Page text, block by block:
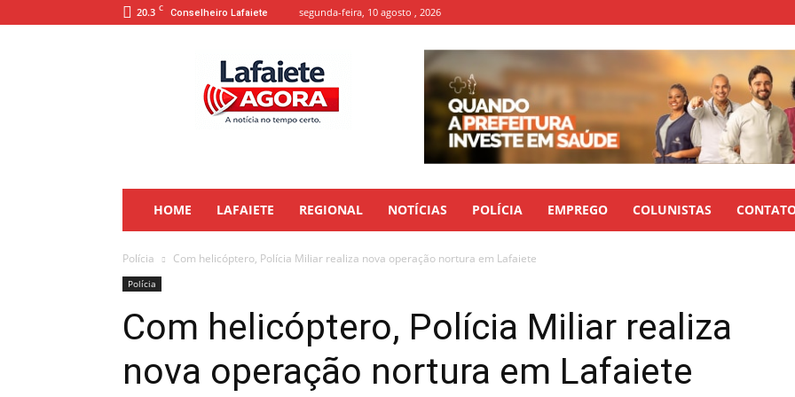
20.3 C Conselheiro Lafaiete segunda-feira, 10 agosto , 2026
HOME LAFAIETE REGIONAL NOTÍCIAS POLÍCIA EMPREGO COLUNISTAS
Polícia Com helicóptero, Polícia Miliar realiza nova operação nortura em Lafaiete
Polícia
Com helicóptero, Polícia Miliar realiza
nova operação nortura em Lafaiete